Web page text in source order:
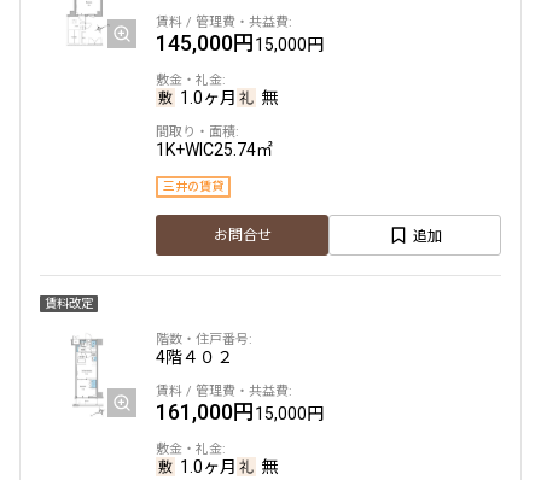
145,000円15,000円
1.0ヶ月 無
1K+WIC25.74㎡
三井の賃貸
お問合せ 追加
賃料改定
4階４０２
161,000円15,000円
1.0ヶ月 無